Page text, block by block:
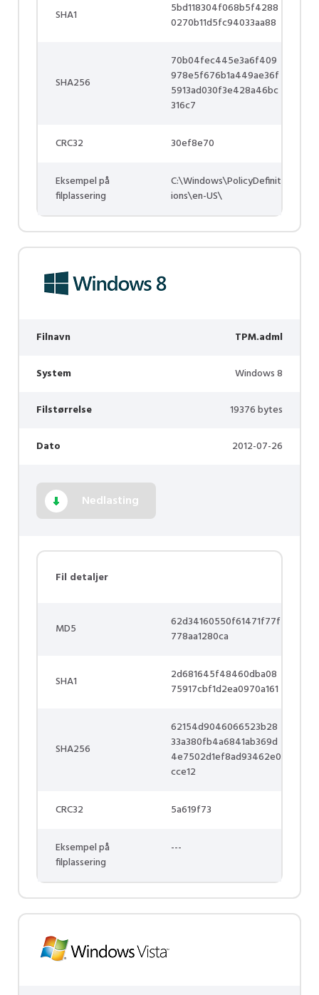
SHA1
5bd118304f068b5f4288
0270b11d5fc94033aa88
SHA256
70b04fec445e3a6f409
978e5f676b1a449ae36f
5913ad030f3e428a46bc
316c7
CRC32 30ef8e70
Eksempel på
filplassering
C:\Windows\PolicyDefinit
ions\en-US\
Filnavn TPM.adml
System Windows 8
Filstørrelse 19376 bytes
Dato 2012-07-26
Nedlasting
Fil detaljer
MD5
62d34160550f61471f77f
778aa1280ca
SHA1
2d681645f48460dba08
75917cbf1d2ea0970a161
SHA256
62154d9046066523b28
33a380fb4a6841ab369d
4e7502d1ef8ad93462e0
cce12
CRC32 5a619f73
Eksempel på
filplassering
---